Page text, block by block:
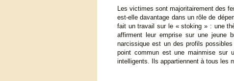
Les victimes sont majoritairement des
est-elle davantage dans un rôle de
fait un travail sur le « stoking » : une
affirment leur emprise sur une jeune
narcissique est un des profils
point commun est une mainmise sur
intelligents. Ils appartiennent à tous les